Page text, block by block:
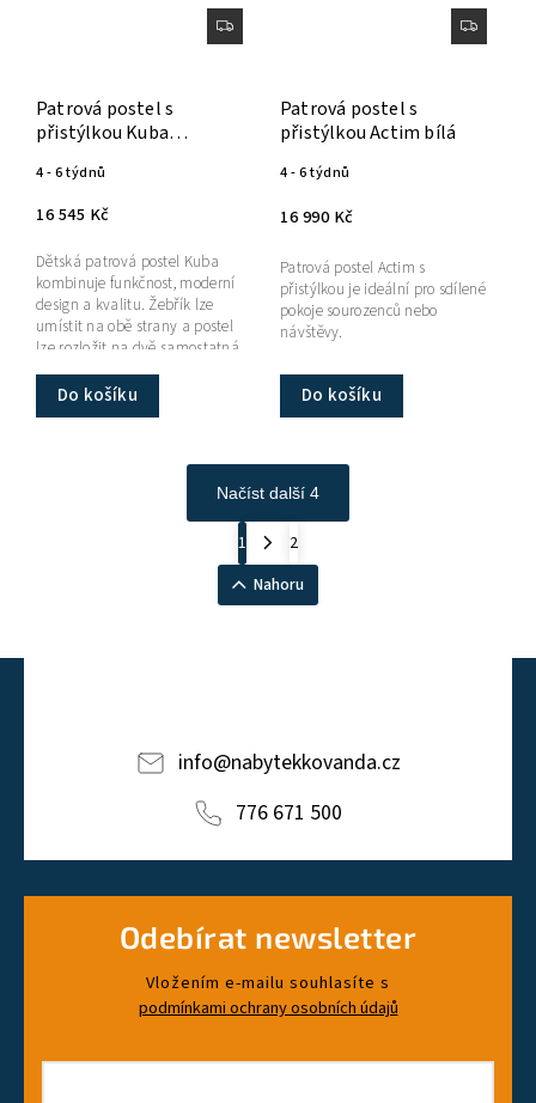
Patrová postel s
přistýlkou Kuba
4 - 6 týdnů
16 545 Kč
Do košíku
Dětská patrová postel Kuba
kombinuje funkčnost, moderní
design a kvalitu. Žebřík lze
umístit na obě strany a postel
lze rozložit na dvě samostatná
lůžka.
Patrová postel s
přistýlkou Actim bílá
4 - 6 týdnů
16 990 Kč
Do košíku
Patrová postel Actim s
přistýlkou je ideální pro sdílené
pokoje sourozenců nebo
návštěvy.
Načíst další 4
1
2
Nahoru
info@nabytekkovanda.cz
776 671 500
Odebírat newsletter
Vložením e-mailu souhlasíte s
podmínkami ochrany osobních údajů